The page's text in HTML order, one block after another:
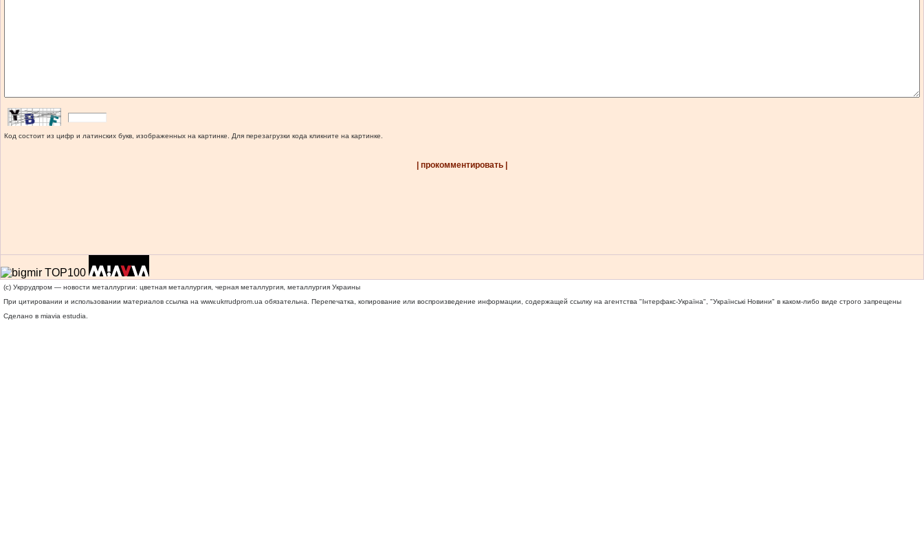
Код состоит из цифр и латинских букв, изображенных на картинке. Для перезагрузки кода кликните на картинке.
| прокомментировать |
(c) Укррудпром — новости металлургии: цветная металлургия, черная металлургия, металлургия Украины
При цитировании и использовании материалов ссылка на www.ukrrudprom.ua обязательна. Перепечатка, копирование или воспроизведение информации, содержащей ссылку на агентства "Iнтерфакс-Україна", "Українськi Новини" в каком-либо виде строго запрещены
Сделано в miavia estudia.